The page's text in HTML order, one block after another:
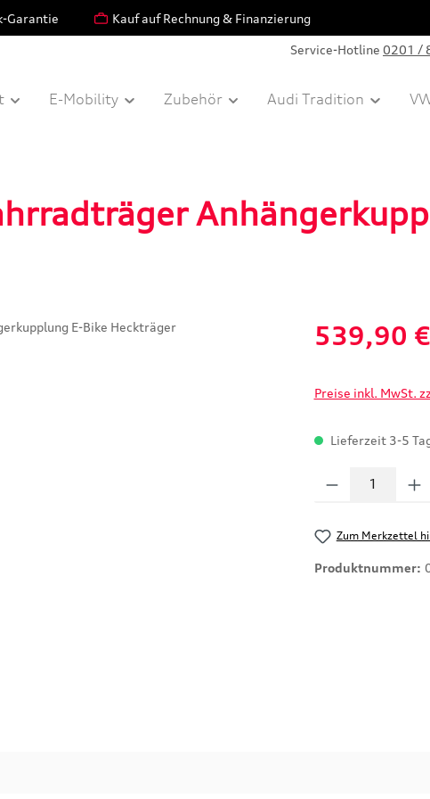
Garantie Kauf auf Rechnung & Finanzierung
Service-Hotline 0201 /
E-Mobility Zubehör Audi Tradition
Verkaufspreis:
539,90 €
Preise inkl. MwSt.
Lieferzeit 3-5
Produkt Anzahl:
Zum Merkzettel
Produktnummer: